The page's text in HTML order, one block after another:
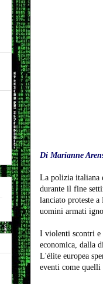
Di Marianne
La polizia italiana
durante il fine
lanciato proteste a
uomini armati
I violenti scontri e
economica, dalla
L'élite europea
eventi come quelli